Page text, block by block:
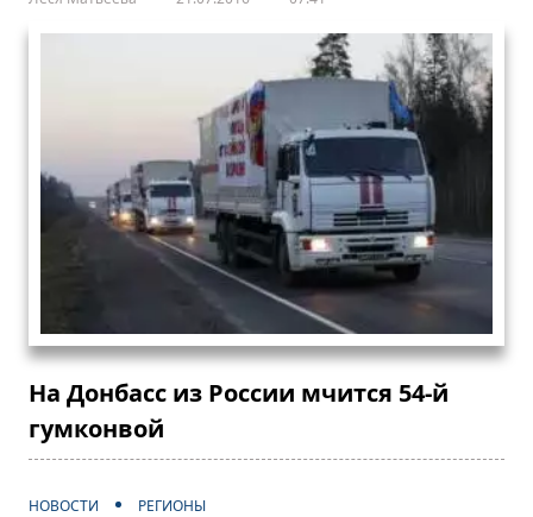
На Донбасс из России мчится 54-й
гумконвой
НОВОСТИ
РЕГИОНЫ